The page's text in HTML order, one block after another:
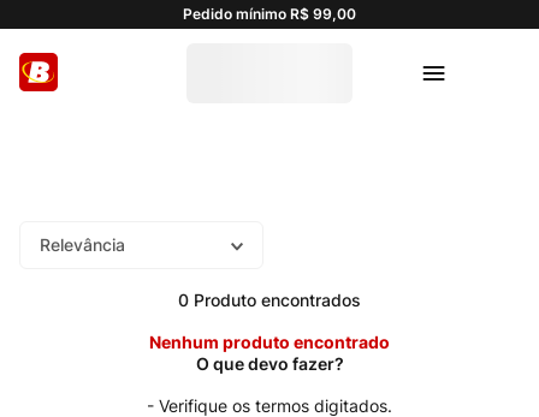
Pedido mínimo R$ 99,00
Relevância
0 Produto
Nenhum produto encontrado
Verifique os termos digitados.